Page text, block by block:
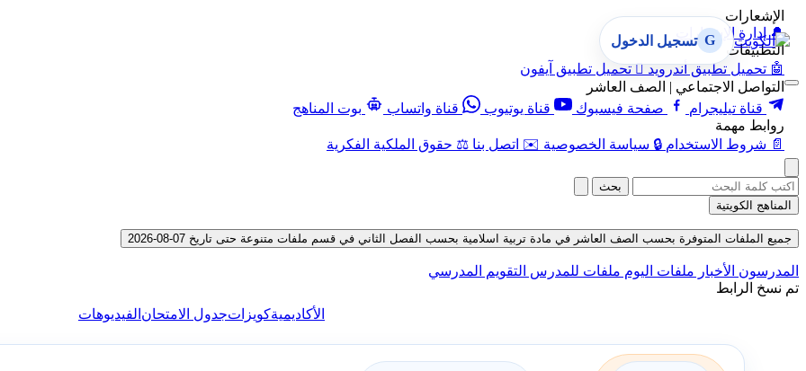
الإشعارات
🔔 إدارة الإشعارات
التطبيقات
🤖 تحميل تطبيق أندرويد  تحميل تطبيق آيفون
التواصل الاجتماعي | الصف العاشر
قناة تيليجرام
صفحة فيسبوك قناة يوتيوب قناة واتساب
بوت المناهج
روابط مهمة
📄 شروط الاستخدام 🔒 سياسة الخصوصية ✉️ اتصل بنا ⚖️ حقوق الملكية الفكرية
G تسجيل الدخول
بحث
المناهج الكويتية
جميع الملفات المتوفرة بحسب الصف العاشر في مادة تربية اسلامية بحسب الفصل الثاني في قسم ملفات متنوعة حتى تاريخ 07-08-2026
المدرسون الأخبار ملفات اليوم ملفات للمدرس التقويم المدرسي
تم نسخ الرابط
الأكاديميةكويزاتجدول الامتحان الفيديوهات